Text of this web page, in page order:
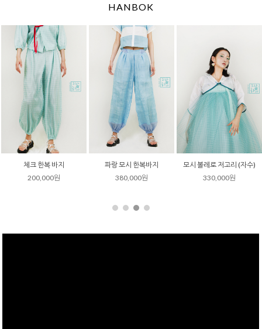
HANBOK
체크 한복 바지
200,000원
파랑 모시 한복바지
380,000원
모시 볼레로 저고리 (자수)
330,000원